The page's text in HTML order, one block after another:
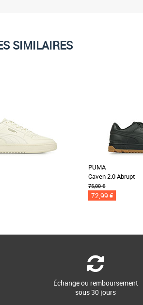
SIMILAIRES
PUMA
Caven 2.0 Abrupt
75,00 €
72,99 €
Échange ou remboursement
sous 30 jours